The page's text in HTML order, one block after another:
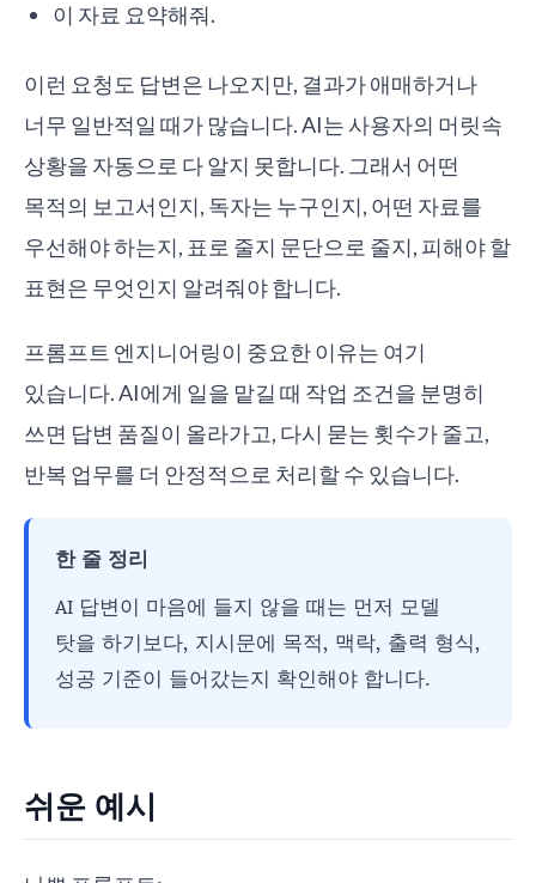
이 자료 요약해줘.
이런 요청도 답변은 나오지만, 결과가 애매하거나
너무 일반적일 때가 많습니다. AI는 사용자의 머릿속
상황을 자동으로 다 알지 못합니다. 그래서 어떤
목적의 보고서인지, 독자는 누구인지, 어떤 자료를
우선해야 하는지, 표로 줄지 문단으로 줄지, 피해야 할
표현은 무엇인지 알려줘야 합니다.
프롬프트 엔지니어링이 중요한 이유는 여기
있습니다. AI에게 일을 맡길 때 작업 조건을 분명히
쓰면 답변 품질이 올라가고, 다시 묻는 횟수가 줄고,
반복 업무를 더 안정적으로 처리할 수 있습니다.
한 줄 정리
AI 답변이 마음에 들지 않을 때는 먼저 모델
탓을 하기보다, 지시문에 목적, 맥락, 출력 형식,
성공 기준이 들어갔는지 확인해야 합니다.
쉬운 예시